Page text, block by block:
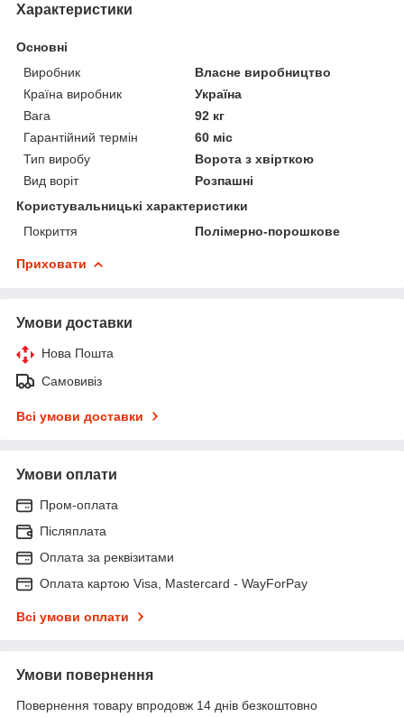
Характеристики
Основні
Виробник
Власне виробництво
Країна виробник
Україна
Вага
92 кг
Гарантійний термін
60 міс
Тип виробу
Ворота з хвірткою
Вид воріт
Розпашні
Користувальницькі характеристики
Покриття
Полімерно-порошкове
Приховати
Умови доставки
Нова Пошта
Самовивіз
Всі умови доставки
Умови оплати
Пром-оплата
Післяплата
Оплата за реквізитами
Оплата картою Visa, Mastercard - WayForPay
Всі умови оплати
Умови повернення
Повернення товару впродовж 14 днів безкоштовно